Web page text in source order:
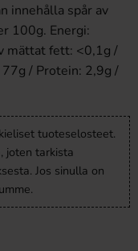
innehålla spår av
100g. Energi:
mättat fett: <0,1g /
/ Protein: 2,9g /
tuoteselosteet.
joten tarkista
Jos sinulla on